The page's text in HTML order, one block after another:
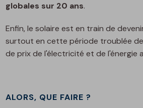
globales sur 20 ans.
Enfin, le solaire est en train de
surtout en cette période troublée de
de prix de l'électricité et de l'énergie
ALORS, QUE FAIRE ?